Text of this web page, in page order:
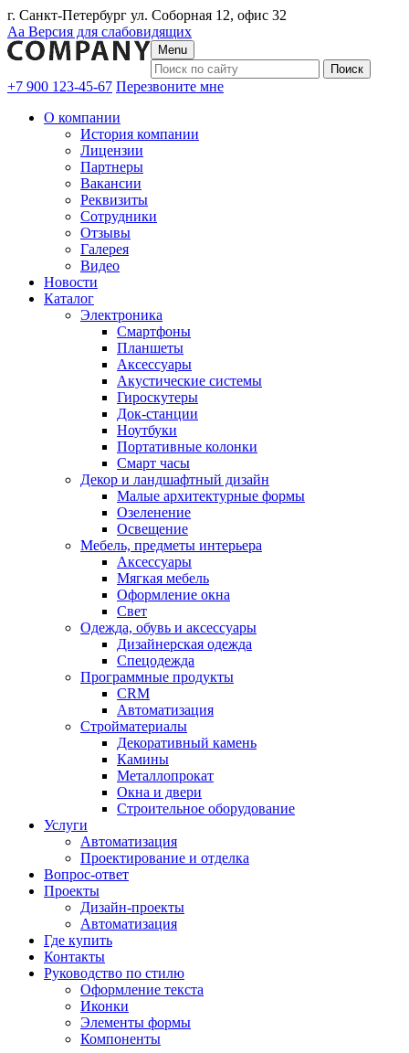
г. Санкт-Петербург ул. Соборная 12, офис 32
Аа Версия для слабовидящих
Menu
+7 900 123-45-67 Перезвоните мне
О компании
История компании
Лицензии
Партнеры
Вакансии
Реквизиты
Сотрудники
Отзывы
Галерея
Видео
Новости
Каталог
Электроника
Смартфоны
Планшеты
Аксессуары
Акустические системы
Гироскутеры
Док-станции
Ноутбуки
Портативные колонки
Смарт часы
Декор и ландшафтный дизайн
Малые архитектурные формы
Озеленение
Освещение
Мебель, предметы интерьера
Аксессуары
Мягкая мебель
Оформление окна
Свет
Одежда, обувь и аксессуары
Дизайнерская одежда
Спецодежда
Программные продукты
CRM
Автоматизация
Стройматериалы
Декоративный камень
Камины
Металлопрокат
Окна и двери
Строительное оборудование
Услуги
Автоматизация
Проектирование и отделка
Вопрос-ответ
Проекты
Дизайн-проекты
Автоматизация
Где купить
Контакты
Руководство по стилю
Оформление текста
Иконки
Элементы формы
Компоненты